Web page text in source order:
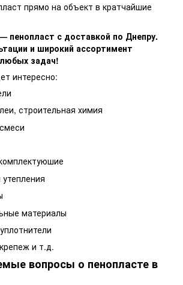
прямо на объект в кратчайшие
пенопласт с доставкой по Днепру.
и широкий ассортимент
задач!
интересно:
строительная химия
материалы
и т.д.
вопросы о пенопласте в